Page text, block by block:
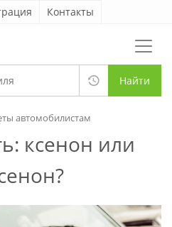
Контакты
Найти
ксенон или
автомобилистам